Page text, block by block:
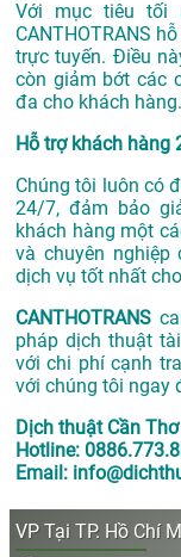
Với mục tiêu tối
CANTHOTRANS
trực tuyến. Điều
còn giảm bớt các
đa cho khách hàng.
Hỗ trợ khách hàng
Chúng tôi luôn có
24/7, đảm bảo
khách hàng một
và chuyên
dịch vụ tốt nhất
CANTHOTRANS
pháp dịch thuật
với chi phí cạnh
với chúng tôi ngay
Dịch thuật Cần
Hotline:
Email:
VP Tại TP. Hồ Chí